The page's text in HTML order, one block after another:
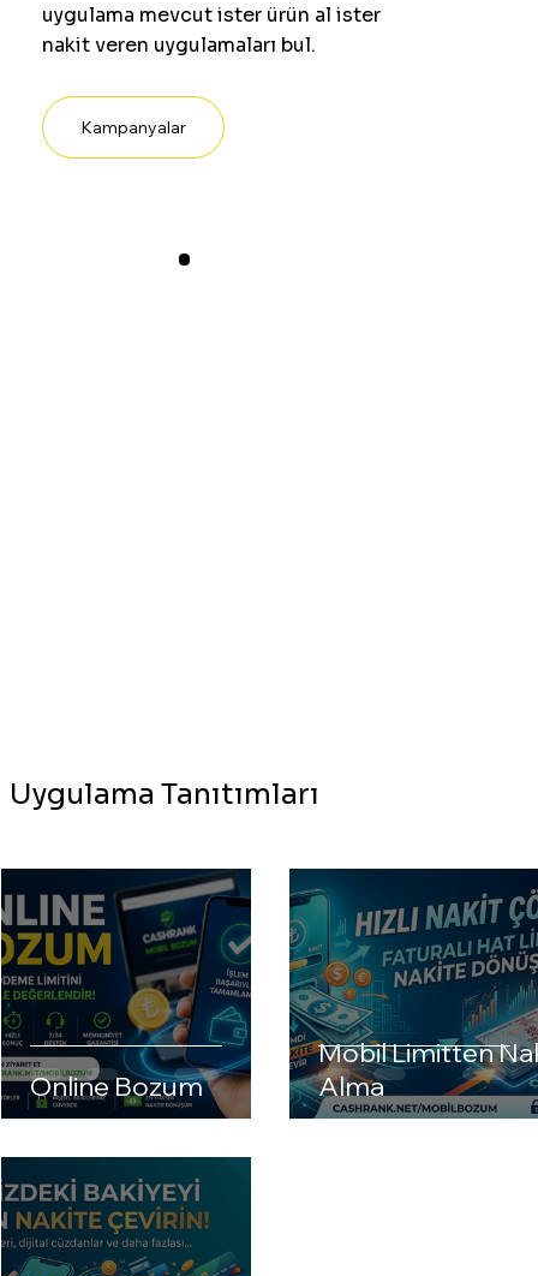
uygulama mevcut ister ürün al ister
nakit veren uygulamaları bul.
Kampanyalar
Uygulama Tanıtımları
Online Bozum
Mobil Limitten
Alma